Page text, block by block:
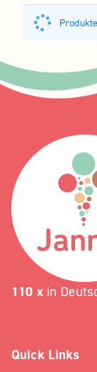
110 xin
Quick Links